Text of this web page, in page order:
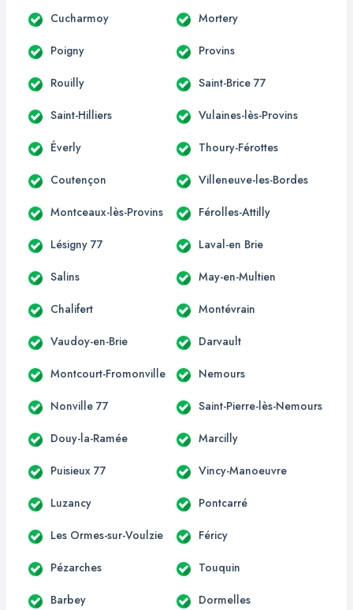
Cucharmoy Mortery
Poigny Provins
Rouilly Saint-Brice 77
Saint-Hilliers Vulaines-lès-Provins
Éverly Thoury-Férottes
Coutençon Villeneuve-les-Bordes
Montceaux-lès-Provins Férolles-Attilly
Lésigny 77 Laval-en Brie
Salins May-en-Multien
Chalifert Montévrain
Vaudoy-en-Brie Darvault
Montcourt-Fromonville Nemours
Nonville 77 Saint-Pierre-lès-Nemours
Douy-la-Ramée Marcilly
Puisieux 77 Vincy-Manoeuvre
Luzancy Pontcarré
Les Ormes-sur-Voulzie Féricy
Pézarches Touquin
Barbey Dormelles